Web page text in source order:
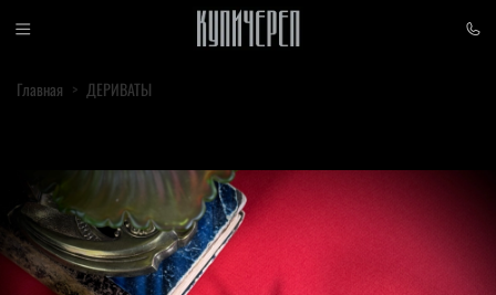
Главная ДЕРИВАТЫ